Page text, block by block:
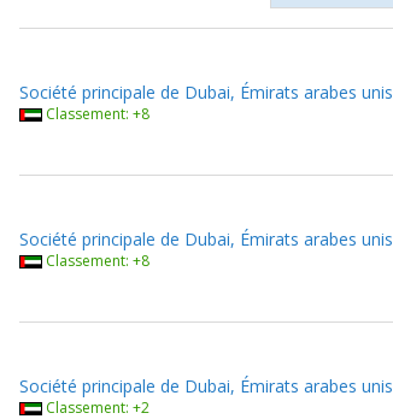
Société principale de Dubai, Émirats arabes unis
Classement: +8
Société principale de Dubai, Émirats arabes unis
Classement: +8
Société principale de Dubai, Émirats arabes unis
Classement: +2